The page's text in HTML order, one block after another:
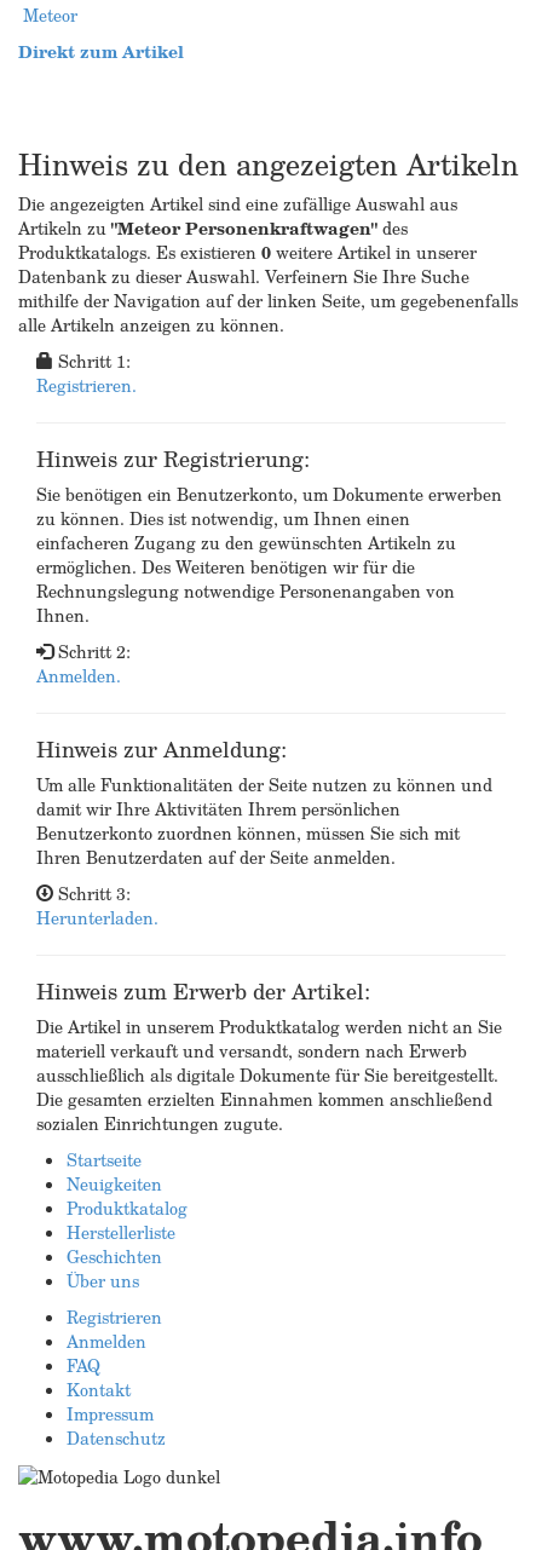
Meteor
Direkt zum Artikel
Hinweis zu den angezeigten Artikeln
Die angezeigten Artikel sind eine zufällige Auswahl aus
Artikeln zu"Meteor Personenkraftwagen"des
Produktkatalogs. Es existieren0weitere Artikel in unserer
Datenbank zu dieser Auswahl. Verfeinern Sie Ihre Suche
mithilfe der Navigation auf der linken Seite, um gegebenenfalls
alle Artikeln anzeigen zu können.
Schritt 1:
Registrieren.
Hinweis zur Registrierung:
Sie benötigen ein Benutzerkonto, um Dokumente erwerben
zu können. Dies ist notwendig, um Ihnen einen
einfacheren Zugang zu den gewünschten Artikeln zu
ermöglichen. Des Weiteren benötigen wir für die
Rechnungslegung notwendige Personenangaben von
Ihnen.
Schritt 2:
Anmelden.
Hinweis zur Anmeldung:
Um alle Funktionalitäten der Seite nutzen zu können und
damit wir Ihre Aktivitäten Ihrem persönlichen
Benutzerkonto zuordnen können, müssen Sie sich mit
Ihren Benutzerdaten auf der Seite anmelden.
Schritt 3:
Herunterladen.
Hinweis zum Erwerb der Artikel:
Die Artikel in unserem Produktkatalog werden nicht an Sie
materiell verkauft und versandt, sondern nach Erwerb
ausschließlich als digitale Dokumente für Sie bereitgestellt.
Die gesamten erzielten Einnahmen kommen anschließend
sozialen Einrichtungen zugute.
Startseite
Neuigkeiten
Produktkatalog
Herstellerliste
Geschichten
Über uns
Registrieren
Anmelden
FAQ
Kontakt
Impressum
Datenschutz
www.motopedia.info